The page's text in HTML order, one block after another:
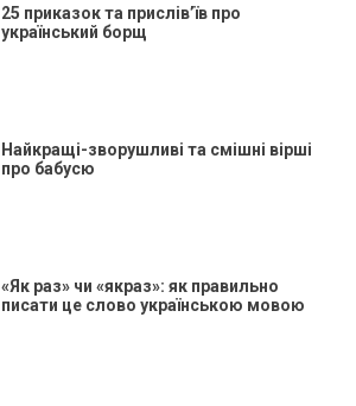
25 приказок та прислів’їв про
український борщ
Найкращі-зворушливі та смішні вірші
про бабусю
«Як раз» чи «якраз»: як правильно
писати це слово українською мовою